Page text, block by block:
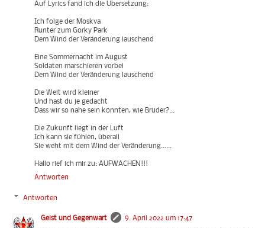
Auf Lyrics fand ich die Übersetzung:
Ich folge der Moskva
Runter zum Gorky Park
Dem Wind der Veränderung lauschend
Eine Sommernacht im August
Soldaten marschieren vorbei
Dem Wind der Veränderung lauschend
Die Welt wird kleiner
Und hast du je gedacht
Dass wir so nahe sein könnten, wie Brüder?...
Die Zukunft liegt in der Luft
Ich kann sie fühlen, überall
Sie weht mit dem Wind der Veränderung......
Hallo rief ich mir zu: AUFWACHEN!!!
Antworten
Antworten
Geist und Gegenwart
9. April 2022 um 17:47